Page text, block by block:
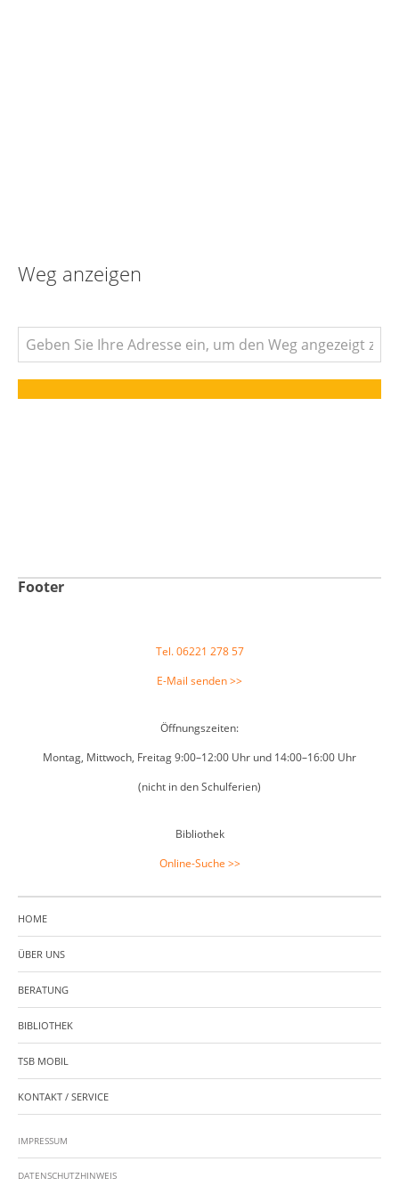
Weg anzeigen
Footer
Tel. 06221 278 57
E-Mail senden >>
Öffnungszeiten:
Montag, Mittwoch, Freitag 9:00–12:00 Uhr und 14:00–16:00 Uhr
(nicht in den Schulferien)
Bibliothek
Online-Suche >>
HOME
ÜBER UNS
BERATUNG
BIBLIOTHEK
TSB MOBIL
KONTAKT / SERVICE
IMPRESSUM
DATENSCHUTZHINWEIS